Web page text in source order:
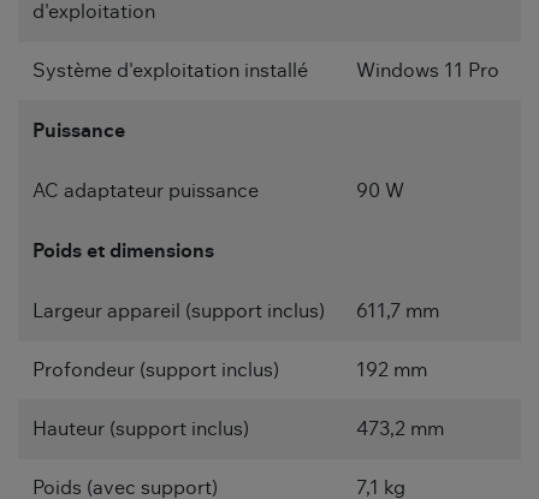
d'exploitation
Système d'exploitation installé Windows 11 Pro
Puissance
AC adaptateur puissance 90 W
Poids et dimensions
Largeur appareil (support inclus) 611,7 mm
Profondeur (support inclus) 192 mm
Hauteur (support inclus) 473,2 mm
Poids (avec support) 7,1 kg